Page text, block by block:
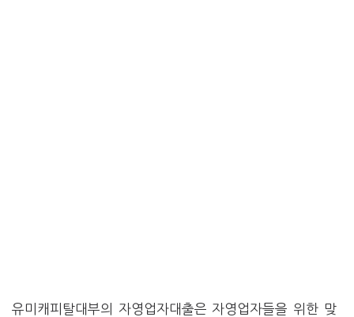
유미캐피탈대부의 자영업자대출은 자영업자들을 위한 맞